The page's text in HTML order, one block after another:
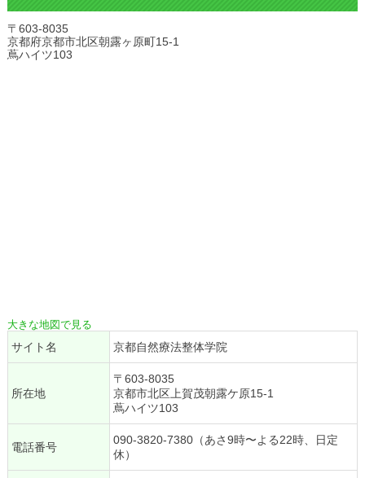
〒603-8035
京都府京都市北区朝露ヶ原町15-1
蔦ハイツ103
大きな地図で見る
サイト名 京都自然療法整体学院
所在地
〒603-8035
京都市北区上賀茂朝露ケ原15-1
蔦ハイツ103
電話番号
090-3820-7380（あさ9時〜よる22時、日定
休）